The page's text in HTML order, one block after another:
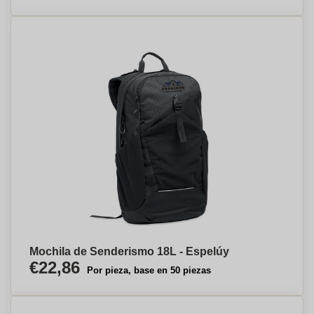
Mochila de Senderismo 18L - Espelúy
€22,86 Por pieza, base en 50 piezas